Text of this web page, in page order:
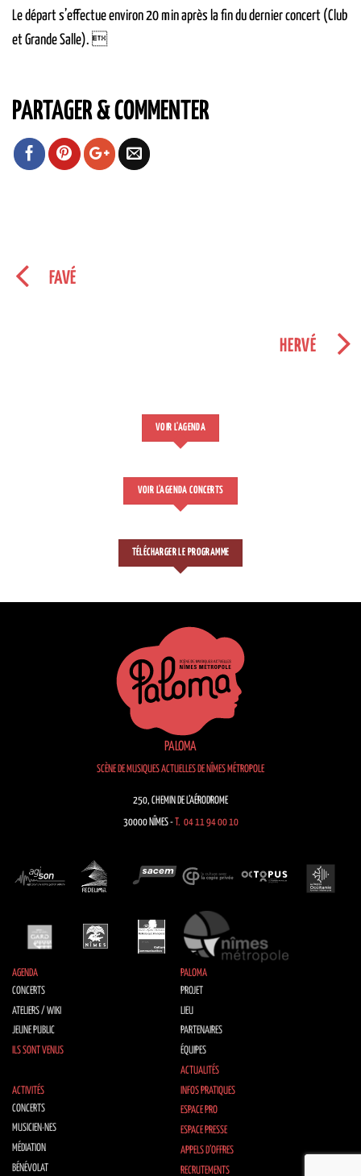
Le départ s’effectue environ 20 min après la fin du dernier concert (Club
et Grande Salle). 
PARTAGER & COMMENTER
FAVÉ
HERVÉ
VOIR L'AGENDA
VOIR L'AGENDA CONCERTS
TÉLÉCHARGER LE PROGRAMME
PALOMA
SCÈNE DE MUSIQUES ACTUELLES DE NÎMES MÉTROPOLE
250, CHEMIN DE L’AÉRODROME
30000 NÎMES -T. 04 11 94 00 10
AGENDA
CONCERTS
ATELIERS / WIKI
JEUNE PUBLIC
ILS SONT VENUS
PALOMA
PROJET
LIEU
PARTENAIRES
ÉQUIPES
ACTUALITÉS
ACTIVITÉS
CONCERTS
MUSICIEN·NES
MÉDIATION
BÉNÉVOLAT
INFOS PRATIQUES
ESPACE PRO
ESPACE PRESSE
APPELS D’OFFRES
RECRUTEMENTS